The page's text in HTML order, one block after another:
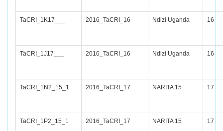
TaCRI_1K17___ 2016_TaCRI_16 Ndizi Uganda 16
TaCRI_1J17___ 2016_TaCRI_16 Ndizi Uganda 16
TaCRI_1N2_15_1 2016_TaCRI_17 NARITA 15 17
TaCRI_1P2_15_1 2016_TaCRI_17 NARITA 15 17